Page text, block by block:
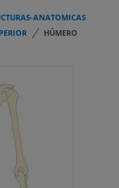
ANATOMICAS
HÚMERO